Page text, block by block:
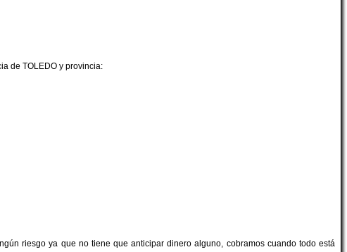
de TOLEDO y provincia:
riesgo ya que no tiene que anticipar dinero alguno, cobramos cuando todo está